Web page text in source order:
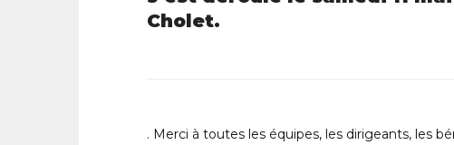
Cholet.
. Merci à toutes les équipes, les dirigeants, les